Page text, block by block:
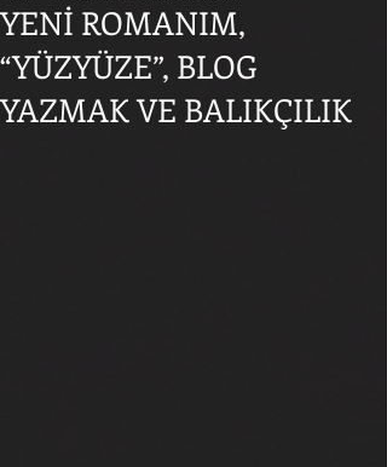
YENİ ROMANIM,
“YÜZYÜZE”, BLOG
YAZMAK VE BALIKÇILIK